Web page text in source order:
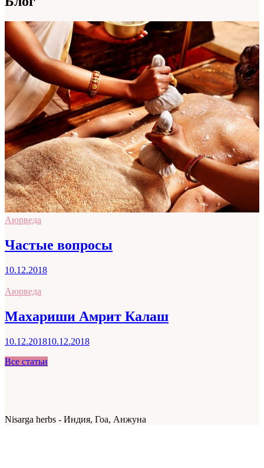
Аюрведа
Частые вопросы
10.12.2018
Аюрведа
Махариши Амрит Калаш
10.12.201810.12.2018
Все статьи
Nisarga herbs - Индия, Гоа, Анжуна